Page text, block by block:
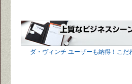
ダ・ヴィンチ ユーザーも納得！こだ